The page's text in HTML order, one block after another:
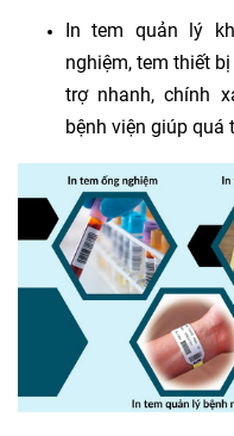
In tem quản lý
nghiệm, tem thiết
trợ nhanh, chính
bệnh viện giúp quá